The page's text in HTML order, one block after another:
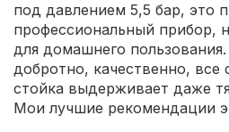
под давлением 5,5 бар, это
профессиональный прибор,
для домашнего
добротно, качественно, все
стойка выдерживает даже
Мои лучшие рекомендации